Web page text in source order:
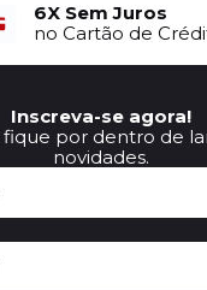
6X Sem Juros
no Cartão de
Inscreva-se agora!
fique por dentro de
novidades.